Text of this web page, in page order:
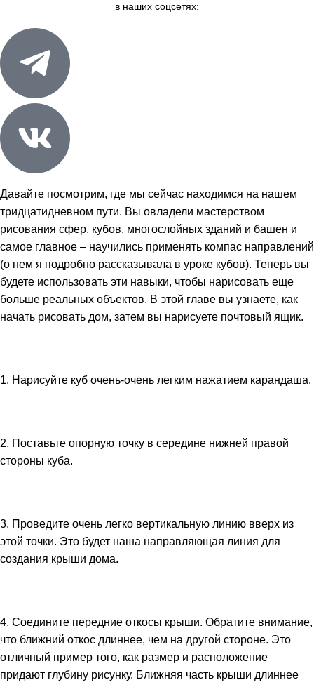
в наших соцсетях:
Давайте посмотрим, где мы сейчас находимся на нашем
тридцатидневном пути. Вы овладели мастерством
рисования сфер, кубов, многослойных зданий и башен и
самое главное – научились применять компас направлений
(о нем я подробно рассказывала в уроке кубов). Теперь вы
будете использовать эти навыки, чтобы нарисовать еще
больше реальных объектов. В этой главе вы узнаете, как
начать рисовать дом, затем вы нарисуете почтовый ящик.
1. Нарисуйте куб очень-очень легким нажатием карандаша.
2. Поставьте опорную точку в середине нижней правой
стороны куба.
3. Проведите очень легко вертикальную линию вверх из
этой точки. Это будет наша направляющая линия для
создания крыши дома.
4. Соедините передние откосы крыши. Обратите внимание,
что ближний откос длиннее, чем на другой стороне. Это
отличный пример того, как размер и расположение
придают глубину рисунку. Ближняя часть крыши длиннее